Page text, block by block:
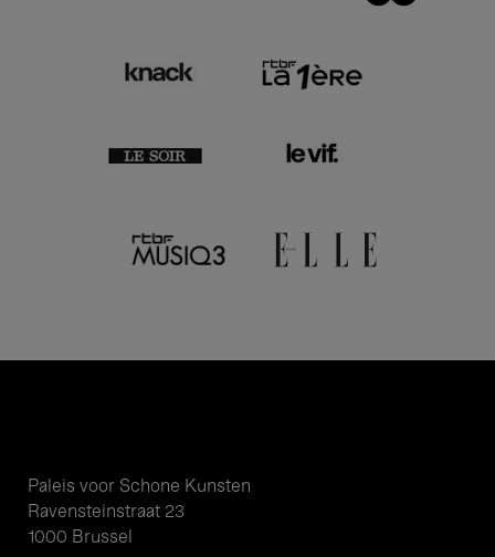
Paleis voor Schone Kunsten
Ravensteinstraat 23
1000 Brussel